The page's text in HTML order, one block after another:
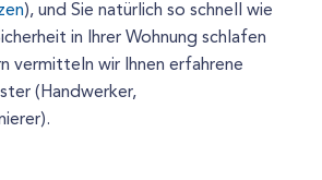
), und Sie natürlich so schnell wie
in Ihrer Wohnung schlafen
vermitteln wir Ihnen erfahrene
(Handwerker,